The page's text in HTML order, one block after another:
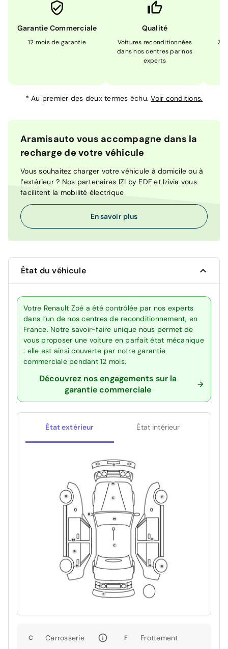
Garantie Commerciale
12 mois de garantie
Qualité
Voitures reconditionnées
dans nos centres par nos
experts
*Au premier des deux termes échu.Voir conditions.
Aramisauto vous accompagne dans la
recharge de votre véhicule
Vous souhaitez charger votre véhicule à domicile ou à
l’extérieur ? Nos partenaires IZI by EDF et Izivia vous
facilitent la mobilité électrique
En savoir plus
État du véhicule
Votre Renault Zoé a été contrôlée par nos experts
dans l’un de nos centres de reconditionnement, en
France. Notre savoir-faire unique nous permet de
vous proposer une voiture en parfait état mécanique
: elle est ainsi couverte par notre garantie
commerciale pendant 12 mois.
Découvrez nos engagements sur la
garantie commerciale
État extérieur État intérieur
C Carrosserie F Frottement